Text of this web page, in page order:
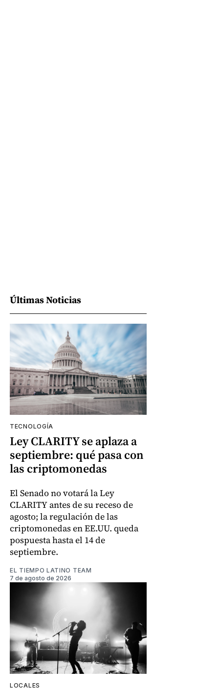
Últimas Noticias
TECNOLOGÍA
Ley CLARITY se aplaza a
septiembre: qué pasa con
las criptomonedas
El Senado no votará la Ley
CLARITY antes de su receso de
agosto; la regulación de las
criptomonedas en EE.UU. queda
pospuesta hasta el 14 de
septiembre.
EL TIEMPO LATINO TEAM
7 de agosto de 2026
LOCALES